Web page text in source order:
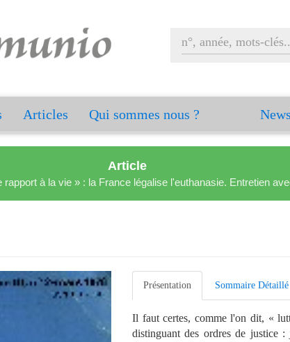
Articles Qui sommes nous ?
Article
à la vie » : la France légalise l'euthanasie. Entretien
Présentation Sommaire Détaillé
Il faut certes, comme l'on dit, «
distinguant des ordres de justice